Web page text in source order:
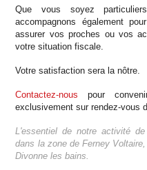
Que vous soyez
accompagnons également
assurer vos proches ou vos
votre situation fiscale.
Votre satisfaction sera la nôtre.
Contactez-nous pour
exclusivement sur rendez-vous
L'essentiel de notre activité
dans la zone de Ferney
Divonne les bains.